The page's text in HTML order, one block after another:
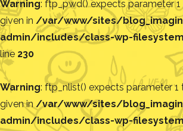
Warning: ftp_pwd() expects parameter
given in /var/www/sites/
admin/includes/class-wp-
line 230
Warning: ftp_nlist() expects parameter 1
given in/var/www/sites/
admin/includes/class-wp-